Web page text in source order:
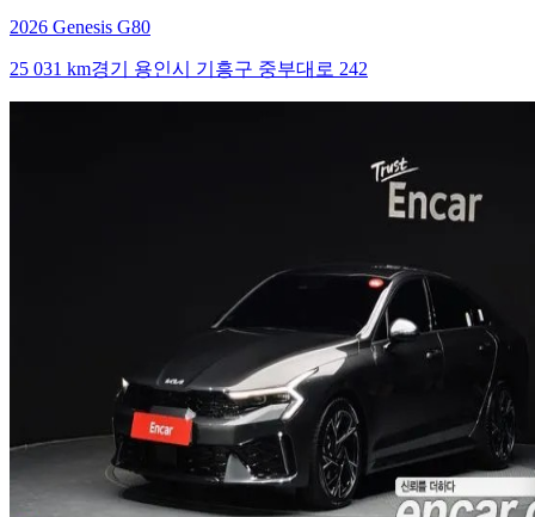
2026 Genesis G80
25 031 km경기 용인시 기흥구 중부대로 242